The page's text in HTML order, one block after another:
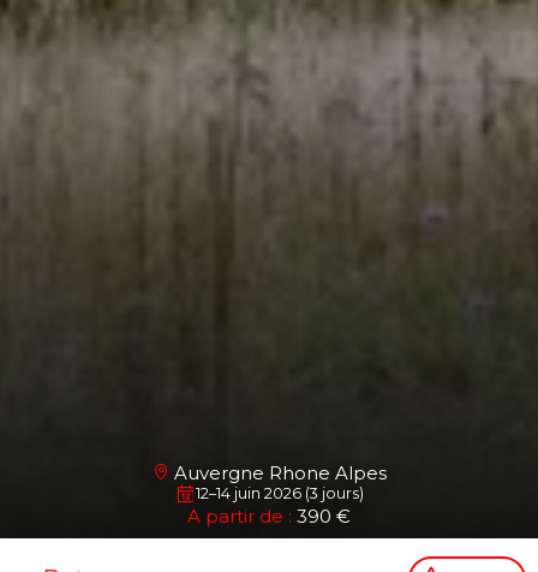
Auvergne Rhone Alpes
12–14 juin 2026 (3 jours)
A partir de : 390 €